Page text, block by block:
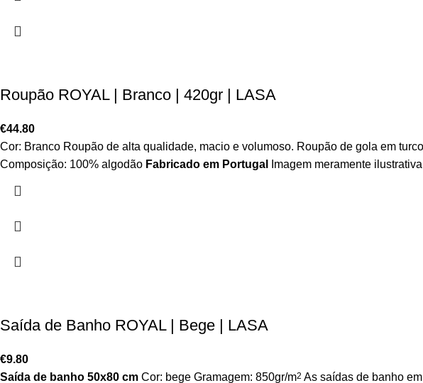
Roupão ROYAL | Branco | 420gr | LASA
€44.80
Cor: Branco Roupão de alta qualidade, macio e volumoso. Roupão de gola em
Composição: 100% algodão Fabricado em Portugal Imagem meramente
Saída de Banho ROYAL | Bege | LASA
€9.80
Saída de banho 50x80 cm Cor: bege Gramagem: 850gr/m2 As saídas de banho